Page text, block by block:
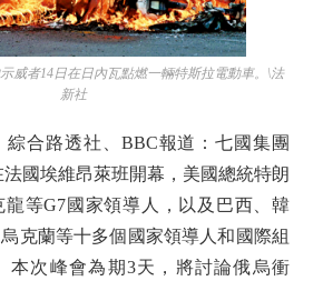
者14日在日內瓦點燃一輛特斯拉電動車。\法
新社
合路透社、BBC報道：七國集團
法國埃維昂萊班開幕，美國總統特朗
等G7國家領導人，以及巴西、韓
克蘭等十多個國家領導人和國際組
本次峰會為期3天，將討論俄烏衝